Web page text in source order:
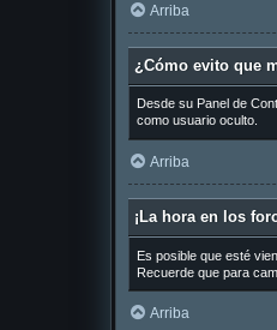
Arriba
¿Cómo evito que
Desde su Panel de
como usuario oculto.
Arriba
¡La hora en los
Es posible que esté
Recuerde que para
Arriba